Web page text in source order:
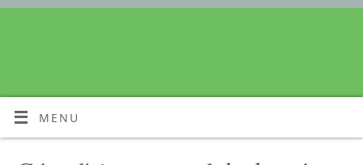
MENU